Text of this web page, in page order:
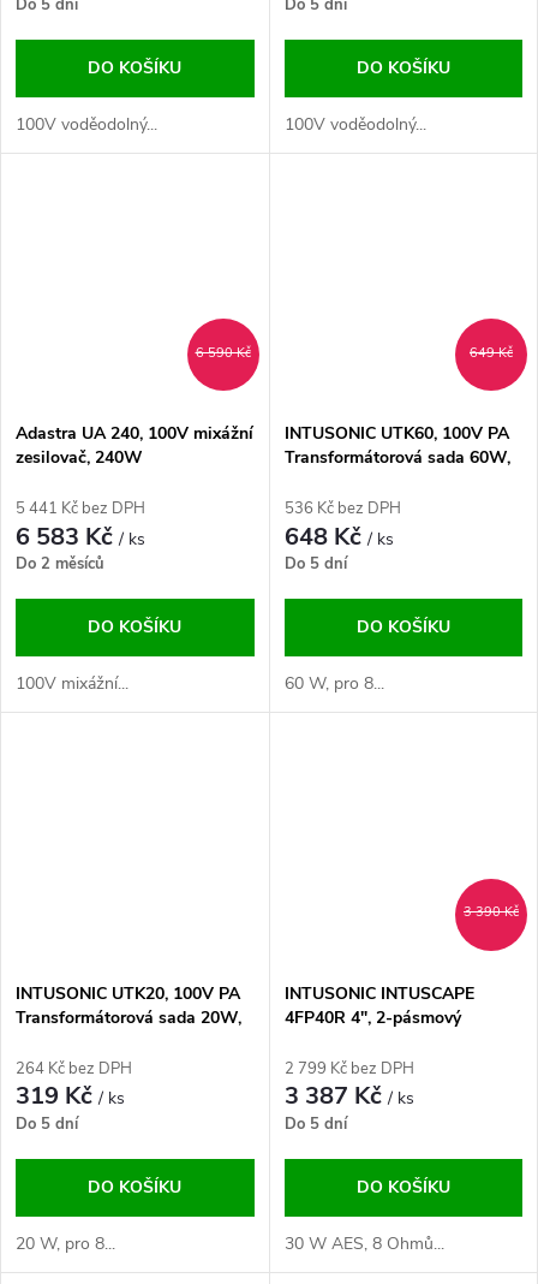
Do 5 dní
DO KOŠÍKU
100V voděodolný...
Do 5 dní
DO KOŠÍKU
100V voděodolný...
6 590 Kč
Adastra UA 240, 100V mixážní
zesilovač, 240W
5 441 Kč bez DPH
6 583 Kč/ ks
Do 2 měsíců
DO KOŠÍKU
100V mixážní...
649 Kč
INTUSONIC UTK60, 100V PA
Transformátorová sada 60W,
536 Kč bez DPH
648 Kč/ ks
Do 5 dní
DO KOŠÍKU
60 W, pro 8...
INTUSONIC UTK20, 100V PA
Transformátorová sada 20W,
264 Kč bez DPH
319 Kč/ ks
Do 5 dní
DO KOŠÍKU
20 W, pro 8...
3 390 Kč
INTUSONIC INTUSCAPE
4FP40R 4", 2-pásmový
2 799 Kč bez DPH
3 387 Kč/ ks
Do 5 dní
DO KOŠÍKU
30 W AES, 8 Ohmů...